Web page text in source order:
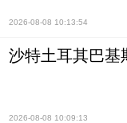
2026-08-08 10:13:54
沙特土耳其巴基
2026-08-08 10:09:13